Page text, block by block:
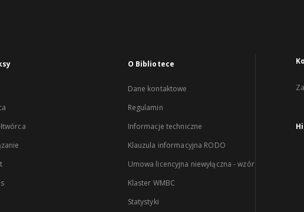
O Bibliotece
Dane kontaktowe
Regulamin
Informacje techniczne
Klauzula informacyjna RODO
Umowa licencyjna niewyłączna - wzór
Klaster WMBC
Statystyki